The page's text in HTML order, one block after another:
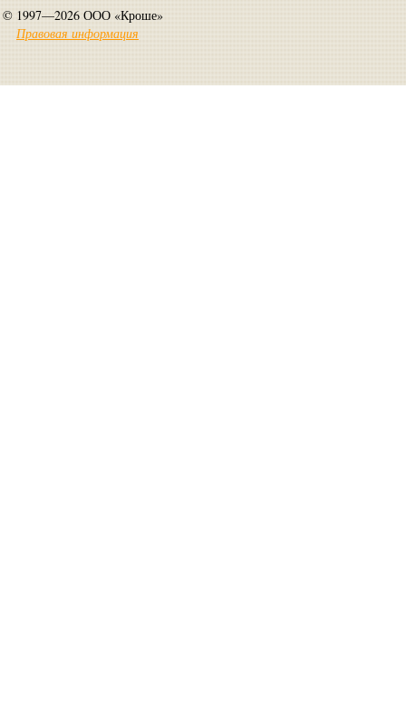
© 1997—2026 ООО «Кроше»
Правовая информация